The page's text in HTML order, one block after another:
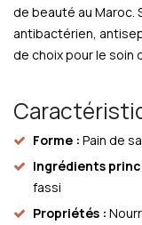
de beauté au Maroc.
antibactérien,
de choix pour le soin
Forme : Pain de
Ingrédients
fassi
Propriétés :